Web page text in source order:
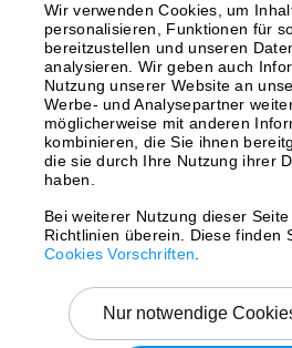
Polen
Schweden
Spanien
Österreich
Wir verwenden Cookies, um
personalisieren, Funktionen für
bereitzustellen und unseren
analysieren. Wir geben auch
Nutzung unserer Website an
Werbe- und Analysepartner
möglicherweise mit anderen
kombinieren, die Sie ihnen
die sie durch Ihre Nutzung ihrer
haben.
Bei weiterer Nutzung dieser
Richtlinien überein. Diese finden
Cookies Vorschriften
Nur notwendige